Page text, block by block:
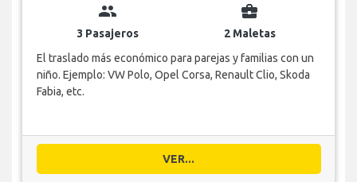
group
3 Pasajeros
business_center
2 Maletas
El traslado más económico para parejas y familias con un
niño. Ejemplo: VW Polo, Opel Corsa, Renault Clio, Skoda
Fabia, etc.
VER...